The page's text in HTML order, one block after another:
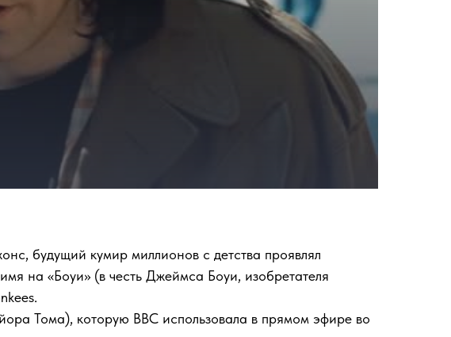
будущий кумир миллионов с детства проявлял
на «Боуи» (в честь Джеймса Боуи, изобретателя
Тома), которую BBC использовала в прямом эфире во